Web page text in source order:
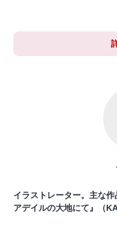
イラストレーター。主な
アデイルの大地にて』（